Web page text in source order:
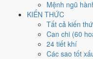
Mệnh ngũ
KIẾN THỨC
Tất cả kiến
Can chi (60
24 tiết khí
Các sao tốt
Tý, Thìn, Tỵhợp ngày;
Ngày 9/6/
việc gì?